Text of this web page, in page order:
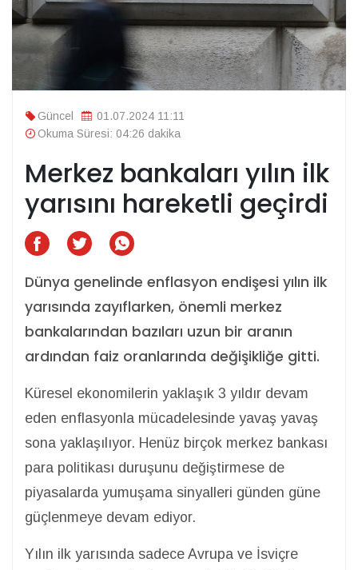
Güncel
01.07.2024 11:11
Okuma Süresi: 04:26 dakika
Merkez bankaları yılın ilk
yarısını hareketli geçirdi
Dünya genelinde enflasyon endişesi yılın ilk
yarısında zayıflarken, önemli merkez
bankalarından bazıları uzun bir aranın
ardından faiz oranlarında değişikliğe gitti.
Küresel ekonomilerin yaklaşık 3 yıldır devam
eden enflasyonla mücadelesinde yavaş yavaş
sona yaklaşılıyor. Henüz birçok merkez bankası
para politikası duruşunu değiştirmese de
piyasalarda yumuşama sinyalleri günden güne
güçlenmeye devam ediyor.
Yılın ilk yarısında sadece Avrupa ve İsviçre